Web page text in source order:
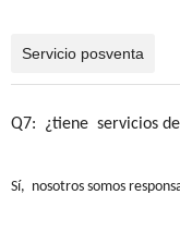
Servicio posventa
Q7: ¿tiene servicios
Sí, nosotros somos